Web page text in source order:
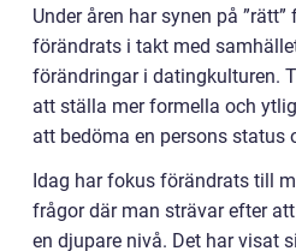
Under åren har synen på
förändrats i takt med
förändringar i datingkulturen.
att ställa mer formella och
att bedöma en persons status
Idag har fokus förändrats till
frågor där man strävar efter
en djupare nivå. Det har visat